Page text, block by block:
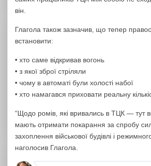
він.
Глагола також зазначив, що тепер
встановити:
• хто саме відкривав вогонь
• з якої зброї стріляли
• чому в автоматі були холості набої
• хто намагався приховати реальну
“Щодо ромів, які вривались в ТЦК — тут
мають отримати покарання за спробу
захоплення військової будівлі і
наголосив Глагола.